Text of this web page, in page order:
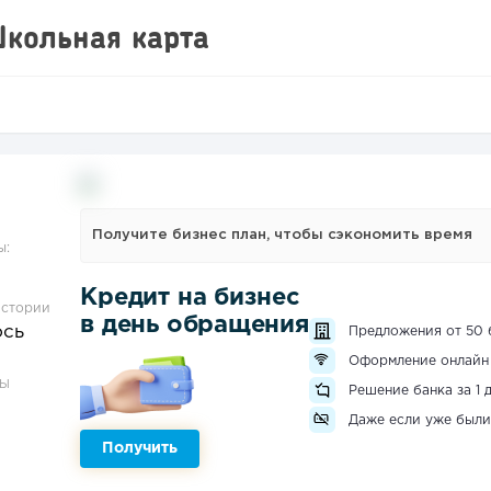
карта
Получите бизнес план, чтобы сэкономить время
Кредит на бизнес
в день обращения
Получить
Предложения от 50
Оформление онлайн
Решение банка за 1
Даже если уже были